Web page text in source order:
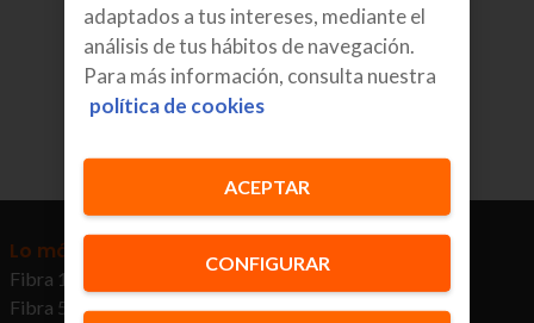
mayor información sobre los valores de los
parámetros de Calidad de Servicio obtenidos
por los diferentes operadores.
Último informe
Lo más buscado
Fibra 1Gb, Móvil GB ∞, TV, FTTR, Netflix y Disney+
Fibra 500Mb, Móvil GB ∞, TV y Netflix
adaptados a tus intereses, mediante el
análisis de tus hábitos de navegación.
Para más información, consulta nuestra
política de cookies
CONFIGURAR
ACEPTAR